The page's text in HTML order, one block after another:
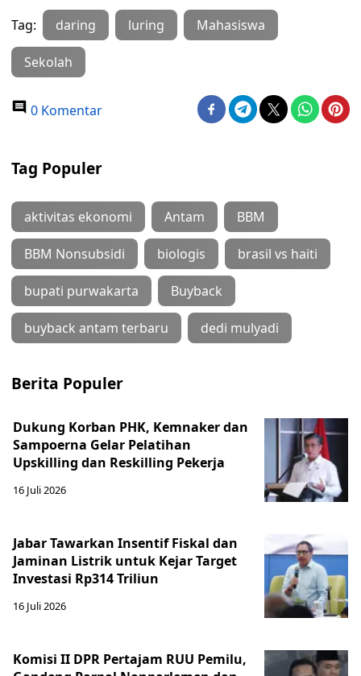
Tag: daring luring Mahasiswa
Sekolah
0 Komentar
Tag Populer
aktivitas ekonomi Antam BBM
BBM Nonsubsidi biologis brasil vs haiti
bupati purwakarta Buyback
buyback antam terbaru dedi mulyadi
Berita Populer
Dukung Korban PHK, Kemnaker dan
Sampoerna Gelar Pelatihan
Upskilling dan Reskilling Pekerja
16 Juli 2026
Jabar Tawarkan Insentif Fiskal dan
Jaminan Listrik untuk Kejar Target
Investasi Rp314 Triliun
16 Juli 2026
Komisi II DPR Pertajam RUU Pemilu,